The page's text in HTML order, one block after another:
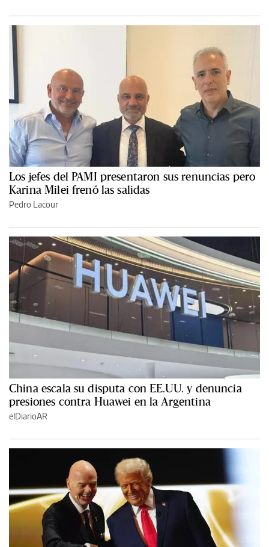
Los jefes del PAMI presentaron sus renuncias pero
Karina Milei frenó las salidas
Pedro Lacour
China escala su disputa con EE.UU. y denuncia
presiones contra Huawei en la Argentina
elDiarioAR